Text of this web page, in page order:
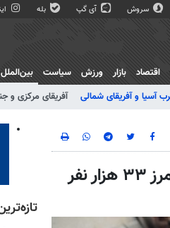
سروش آی گپ بله
اقتصاد بازار ورزش سیاست
بین‌الملل
آسیا و آفریقای شمالی آفریقای مرکزی و
شهادت ۷۱ فلسطینی دیگر در غزه/ شمار شهدا به مرز ۳۳ هزار نفر